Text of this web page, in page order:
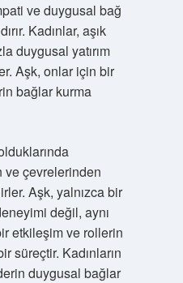
ve duygusal bağ
Kadınlar, aşık
duygusal yatırım
Aşk, onlar için bir
bağlar kurma
ve çevrelerinden
Aşk, yalnızca bir
değil, aynı
etkileşim ve rollerin
süreçtir. Kadınların
duygusal bağlar